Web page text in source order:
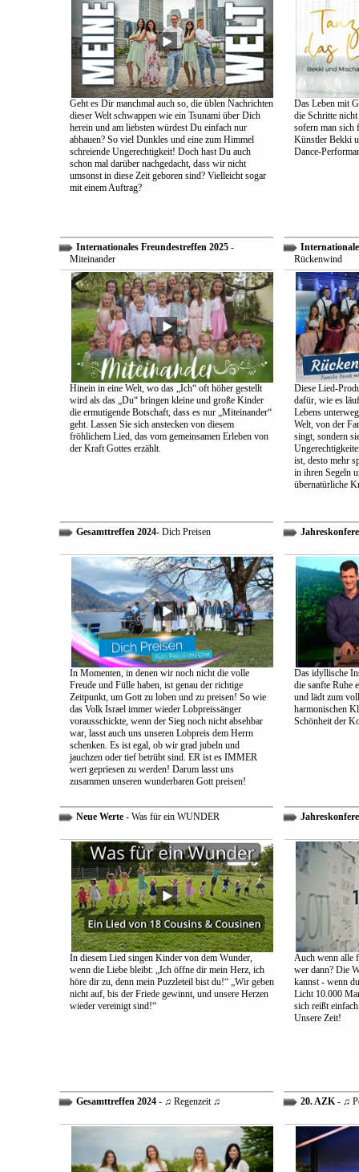
Geht es Dir manchmal auch so, die üblen Nachrichten
dieser Welt schwappen wie ein Tsunami über Dich
herein und am liebsten würdest Du einfach nur
abhauen? So viel Dunkles und eine zum Himmel
schreiende Ungerechtigkeit! Doch hast Du auch
schon mal darüber nachgedacht, dass wir nicht
umsonst in diese Zeit geboren sind? Vielleicht sogar
mit einem Auftrag?
Das Leben mit
die Schritte
sofern man sich
Künstler Bekki
Dance-
Internationales Freundestreffen 2025-
Miteinander
Hinein in eine Welt, wo das „Ich“ oft höher gestellt
wird als das „Du“ bringen kleine und große Kinder
die ermutigende Botschaft, dass es nur „Miteinander“
geht. Lassen Sie sich anstecken von diesem
fröhlichem Lied, das vom gemeinsamen Erleben von
der Kraft Gottes erzählt.
Rückenwind
Diese Lied-
dafür, wie es
Lebens
Welt, von der
singt, sondern
ist, desto mehr
in ihren Segeln
übernatürliche
Gesamttreffen 2024- Dich Preisen
In Momenten, in denen wir noch nicht die volle
Freude und Fülle haben, ist genau der richtige
Zeitpunkt, um Gott zu loben und zu preisen! So wie
das Volk Israel immer wieder Lobpreissänger
vorausschickte, wenn der Sieg noch nicht absehbar
war, lasst auch uns unseren Lobpreis dem Herrn
schenken. Es ist egal, ob wir grad jubeln und
jauchzen oder tief betrübt sind. ER ist es IMMER
wert gepriesen zu werden! Darum lasst uns
zusammen unseren wunderbaren Gott preisen!
Das idyllische
die sanfte Ruhe
und lädt zum
harmonischen
Schönheit der
Neue Werte- Was für ein WUNDER
In diesem Lied singen Kinder von dem Wunder,
wenn die Liebe bleibt: „Ich öffne dir mein Herz, ich
höre dir zu, denn mein Puzzleteil bist du!“ „Wir geben
nicht auf, bis der Friede gewinnt, und unsere Herzen
wieder vereinigt sind!“
Auch wenn alle
wer dann? Die
kannst - wenn
Licht 10.000
sich reißt
Unsere Zeit!
Gesamttreffen 2024- ♫ Regenzeit ♫ 20. AZK- ♫